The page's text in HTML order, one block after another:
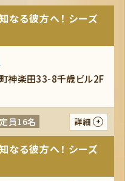
なる彼方へ！ シーズ
神楽田33-8千歳ビル2F
定員16名 詳細
なる彼方へ！ シーズ